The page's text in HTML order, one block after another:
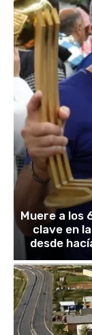
Muere a los
clave en
desde